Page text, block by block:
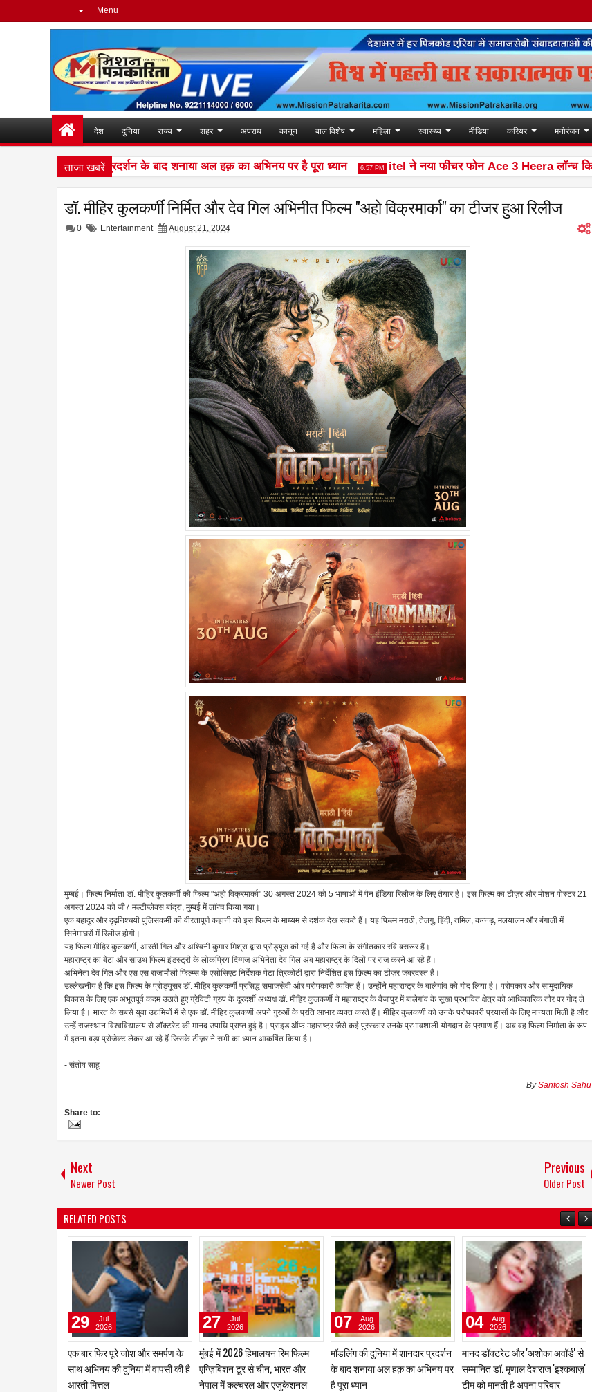
Menu
देश दुनिया राज्य शहर अपराध कानून बाल विशेष महिला स्वास्थ्य मीडिया करियर मनोरंजन
ताजा खबरें
दुनिया में शानदार प्रदर्शन के बाद शनाया अल हक़ का अभिनय पर है पूरा ध्यान 6:57 PM itel ने नया फीचर फोन Ace 3 Heera लॉन्च किया
डॉ. मीहिर कुलकर्णी निर्मित और देव गिल अभिनीत फिल्म "अहो विक्रमार्का" का टीजर हुआ रिलीज
0 Entertainment August 21, 2024
मुम्बई। फिल्म निर्माता डॉ. मीहिर कुलकर्णी की फिल्म "अहो विक्रमार्का" 30 अगस्त 2024 को 5 भाषाओं में पैन इंडिया रिलीज के लिए तैयार है। इस फिल्म का टीज़र और मोशन पोस्टर 21
अगस्त 2024 को जी7 मल्टीप्लेक्स बांद्रा, मुम्बई में लॉन्च किया गया।
एक बहादुर और दृढ़निश्चयी पुलिसकर्मी की वीरतापूर्ण कहानी को इस फिल्म के माध्यम से दर्शक देख सकते हैं। यह फिल्म मराठी, तेलगु, हिंदी, तमिल, कन्नड़, मलयालम और बंगाली में
सिनेमाघरों में रिलीज होगी।
यह फिल्म मीहिर कुलकर्णी, आरती गिल और अश्विनी कुमार मिश्रा द्वारा प्रोड्यूस की गई है और फिल्म के संगीतकार रवि बसरूर हैं।
महाराष्ट्र का बेटा और साउथ फिल्म इंडस्ट्री के लोकप्रिय दिग्गज अभिनेता देव गिल अब महाराष्ट्र के दिलों पर राज करने आ रहे हैं।
अभिनेता देव गिल और एस एस राजामौली फिल्म्स के एसोसिएट निर्देशक पेटा त्रिकोटी द्वारा निर्देशित इस फ़िल्म का टीज़र जबरदस्त है।
उल्लेखनीय है कि इस फिल्म के प्रोड्यूसर डॉ. मीहिर कुलकर्णी प्रसिद्ध समाजसेवी और परोपकारी व्यक्ति हैं। उन्होंने महाराष्ट्र के बालेगांव को गोद लिया है। परोपकार और सामुदायिक
विकास के लिए एक अभूतपूर्व कदम उठाते हुए ग्रेविटी ग्रुप के दूरदर्शी अध्यक्ष डॉ. मीहिर कुलकर्णी ने महाराष्ट्र के वैजापुर में बालेगांव के सूखा प्रभावित क्षेत्र को आधिकारिक तौर पर गोद ले
लिया है। भारत के सबसे युवा उद्यमियों में से एक डॉ. मीहिर कुलकर्णी अपने गुरुओं के प्रति आभार व्यक्त करते हैं। मीहिर कुलकर्णी को उनके परोपकारी प्रयासों के लिए मान्यता मिली है और
उन्हें राजस्थान विश्वविद्यालय से डॉक्टरेट की मानद उपाधि प्राप्त हुई है। प्राइड ऑफ महाराष्ट्र जैसे कई पुरस्कार उनके प्रभावशाली योगदान के प्रमाण हैं। अब वह फिल्म निर्माता के रूप
में इतना बड़ा प्रोजेक्ट लेकर आ रहे हैं जिसके टीज़र ने सभी का ध्यान आकर्षित किया है।
- संतोष साहू
BySantosh Sahu
Share to:
Next
Newer Post
Previous
Older Post
RELATED POSTS
ज़ारा पटेल को पसंद है श्रीदेवी की
अदा, माधुरी का नृत्य और शिल्पा का
आत्मविश्वास
03
Aug
2026
जूही तिवारी की रही है ज्वेलरी, साड़ी,
कॉस्मेटिक्स और अन्य प्रतिष्ठित
ब्रांड्स के विज्ञापनों में प्रभावशाली
02
Aug
2026
एक बार फिर पूरे जोश और समर्पण के
साथ अभिनय की दुनिया में वापसी की है
आरती मित्तल
29
Jul
2026
मुंबई में 2026 हिमालयन रिम फिल्म
एग्ज़िबिशन टूर से चीन, भारत और
नेपाल में कल्चरल और एजुकेशनल
27
Jul
2026